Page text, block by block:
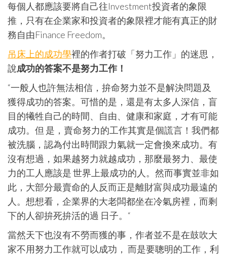
每個人都應該要將自己往Investment投資者的象限
推，只有在企業家和投資者的象限裡才能有真正的財
務自由Finance Freedom。
吊床上的成功學裡的作者打破「努力工作」的迷思，
說成功的答案不是努力工作！
“一般人也許無法相信，拚命努力並不是解決問題及
獲得成功的答案。可惜的是，還是有太多人深信，盲
目的犧牲自己的時間、自由、健康和家庭，才有可能
成功。但 是，賣命努力的工作其實是個謊言！我們都
被洗腦，認為付出時間跟力氣就一定會換來成功。有
沒有想過，如果越努力就越成功，那麼最努力、最使
力的工人應該是 世界上最成功的人。然而事實並非如
此，大部分最賣命的人反而正是離財富與成功最遠的
人。想想看，企業界的大老闆都坐在冷氣房裡，而剩
下的人卻拚死拚活的過 日子。“
當然天下也沒有不勞而獲的事，作者並不是在鼓吹大
家不用努力工作就可以成功， 而是要聰明的工作，利